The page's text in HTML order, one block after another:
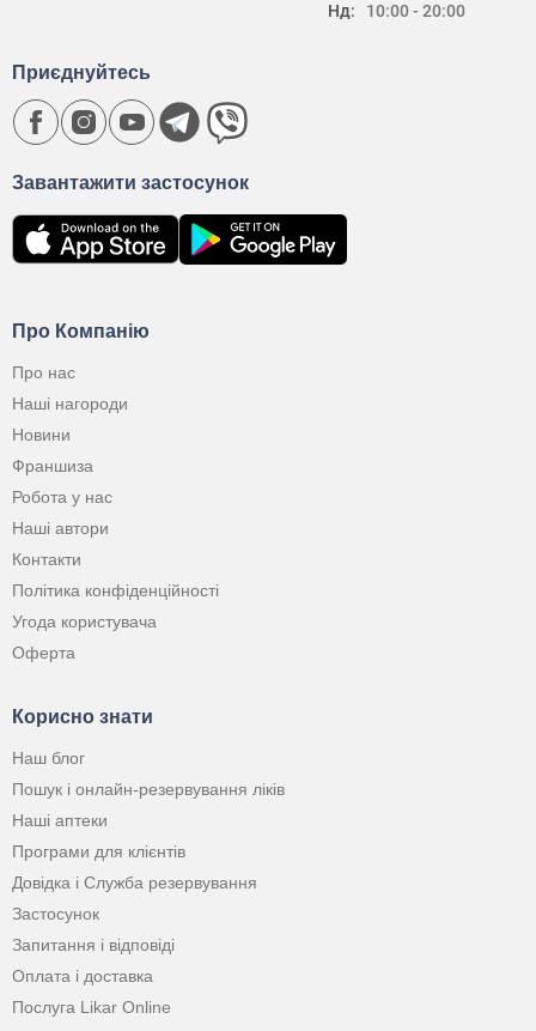
Нд:
10:00 - 20:00
Про Компанію
Про нас
Наші нагороди
Новини
Франшиза
Робота у нас
Наші автори
Контакти
Політика конфіденційності
Угода користувача
Оферта
Корисно знати
Наш блог
Пошук і онлайн-резервування ліків
Наші аптеки
Програми для клієнтів
Довідка і Служба резервування
Застосунок
Запитання і відповіді
Оплата і доставка
Послуга Likar Online
Завантажити застосунок
Приєднуйтесь